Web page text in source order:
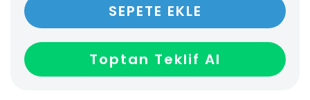
SEPETE EKLE
Toptan Teklif Al